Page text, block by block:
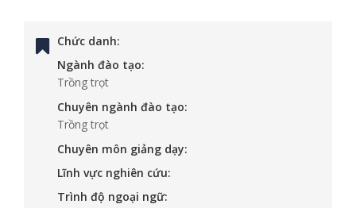
Chức danh:
Ngành đào tạo:
Trồng trọt
Chuyên ngành đào tạo:
Trồng trọt
Chuyên môn giảng dạy:
Lĩnh vực nghiên cứu:
Trình độ ngoại ngữ: